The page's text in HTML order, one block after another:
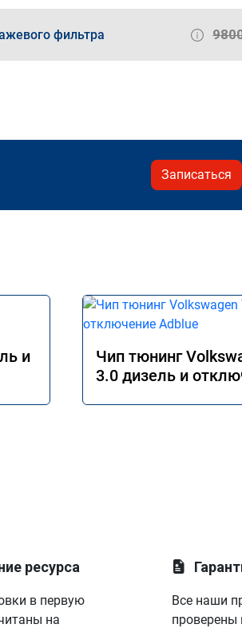
фильтра
Записаться
и
Чип тюнинг
3.0 дизель и
ресурса
в первую
на
Все наши
проверены